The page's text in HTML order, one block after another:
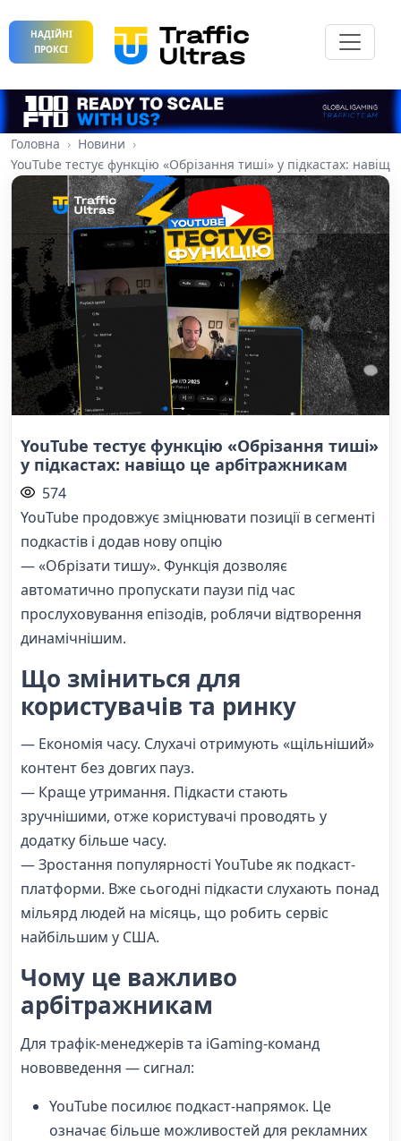
НАДІЙНІ
ПРОКСІ
Головна
Новини
YouTube тестує функцію «Обрізання тиші» у підкастах:
YouTube тестує функцію «Обрізання тиші»
у підкастах: навіщо це арбітражникам
574
YouTube продовжує зміцнювати позиції в сегменті
подкастів і додав нову опцію
— «Обрізати тишу». Функція дозволяє
автоматично пропускати паузи під час
прослуховування епізодів, роблячи відтворення
динамічнішим.
Що зміниться для
користувачів та ринку
— Економія часу. Слухачі отримують «щільніший»
контент без довгих пауз.
— Краще утримання. Підкасти стають
зручнішими, отже користувачі проводять у
додатку більше часу.
— Зростання популярності YouTube як подкаст-
платформи. Вже сьогодні підкасти слухають понад
мільярд людей на місяць, що робить сервіс
найбільшим у США.
Чому це важливо
арбітражникам
Для трафік-менеджерів та iGaming-команд
нововведення — сигнал:
YouTube посилює подкаст-напрямок. Це
означає більше можливостей для рекламних